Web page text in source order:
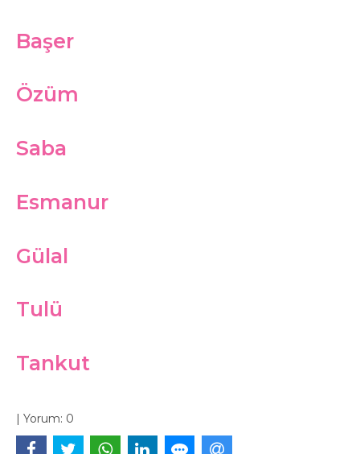
Başer
Özüm
Saba
Esmanur
Gülal
Tulü
Tankut
| Yorum: 0